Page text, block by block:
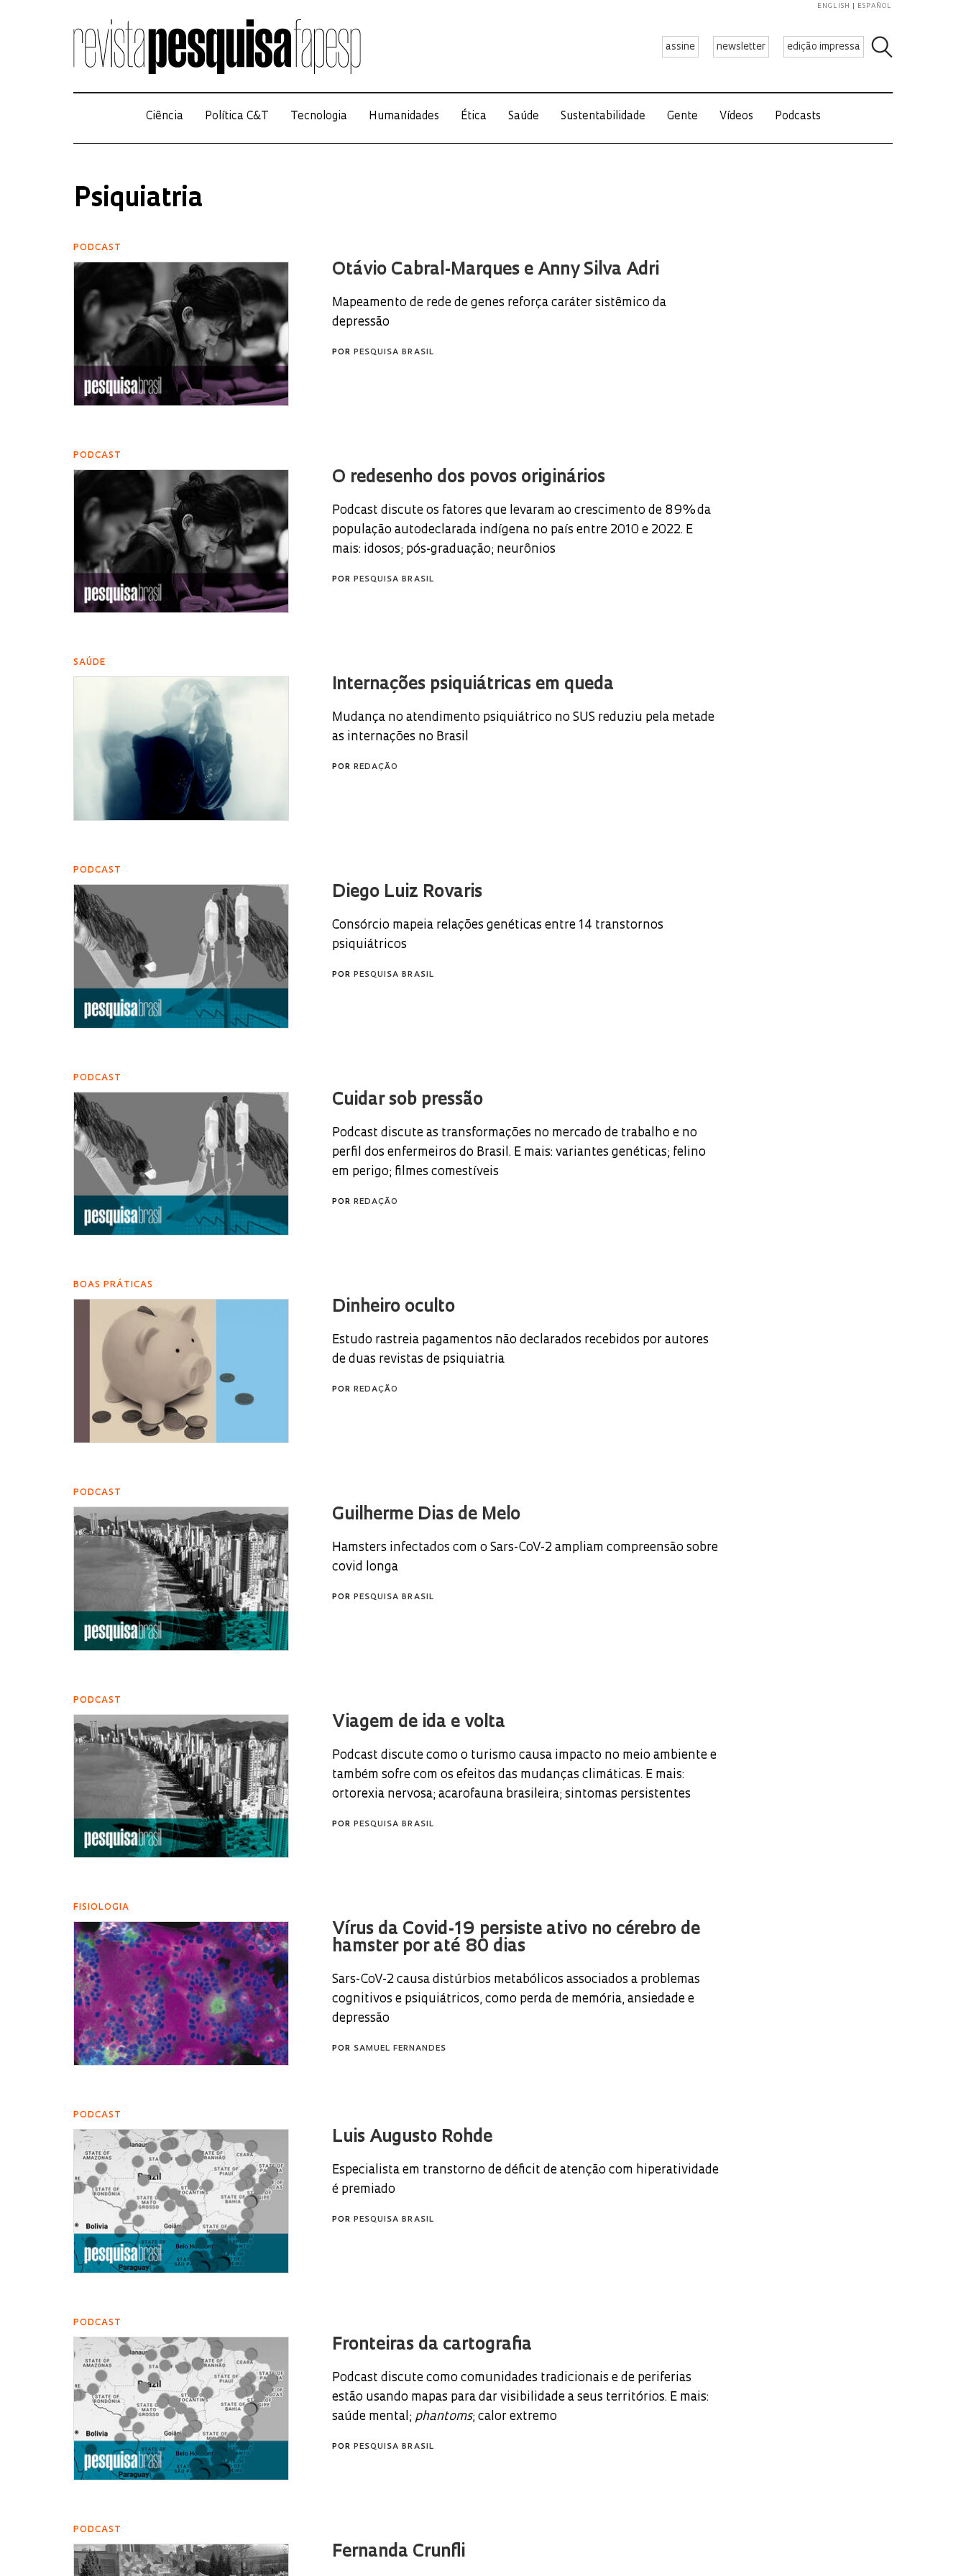
assine newsletter edição impressa
ENGLISH ESPAÑOL
Ciência Política C&T Tecnologia Humanidades Ética Saúde Sustentabilidade Gente Vídeos Podcasts
Psiquiatria
PODCAST
Otávio Cabral-Marques e Anny Silva Adri
Mapeamento de rede de genes reforça caráter sistêmico da
depressão
POR PESQUISA BRASIL
PODCAST
O redesenho dos povos originários
Podcast discute os fatores que levaram ao crescimento de 89% da
população autodeclarada indígena no país entre 2010 e 2022. E
mais: idosos; pós-graduação; neurônios
POR PESQUISA BRASIL
SAÚDE
Internações psiquiátricas em queda
Mudança no atendimento psiquiátrico no SUS reduziu pela metade
as internações no Brasil
POR REDAÇÃO
PODCAST
Diego Luiz Rovaris
Consórcio mapeia relações genéticas entre 14 transtornos
psiquiátricos
POR PESQUISA BRASIL
PODCAST
Cuidar sob pressão
Podcast discute as transformações no mercado de trabalho e no
perfil dos enfermeiros do Brasil. E mais: variantes genéticas; felino
em perigo; filmes comestíveis
POR REDAÇÃO
BOAS PRÁTICAS
Dinheiro oculto
Estudo rastreia pagamentos não declarados recebidos por autores
de duas revistas de psiquiatria
POR REDAÇÃO
PODCAST
Guilherme Dias de Melo
Hamsters infectados com o Sars-CoV-2 ampliam compreensão sobre
covid longa
POR PESQUISA BRASIL
PODCAST
Viagem de ida e volta
Podcast discute como o turismo causa impacto no meio ambiente e
também sofre com os efeitos das mudanças climáticas. E mais:
ortorexia nervosa; acarofauna brasileira; sintomas persistentes
POR PESQUISA BRASIL
FISIOLOGIA
Vírus da Covid-19 persiste ativo no cérebro de
hamster por até 80 dias
Sars-CoV-2 causa distúrbios metabólicos associados a problemas
cognitivos e psiquiátricos, como perda de memória, ansiedade e
depressão
POR SAMUEL FERNANDES
PODCAST
Luis Augusto Rohde
Especialista em transtorno de déficit de atenção com hiperatividade
é premiado
POR PESQUISA BRASIL
PODCAST
Fronteiras da cartografia
Podcast discute como comunidades tradicionais e de periferias
estão usando mapas para dar visibilidade a seus territórios. E mais:
saúde mental; phantoms; calor extremo
POR PESQUISA BRASIL
PODCAST
Fernanda Crunfli